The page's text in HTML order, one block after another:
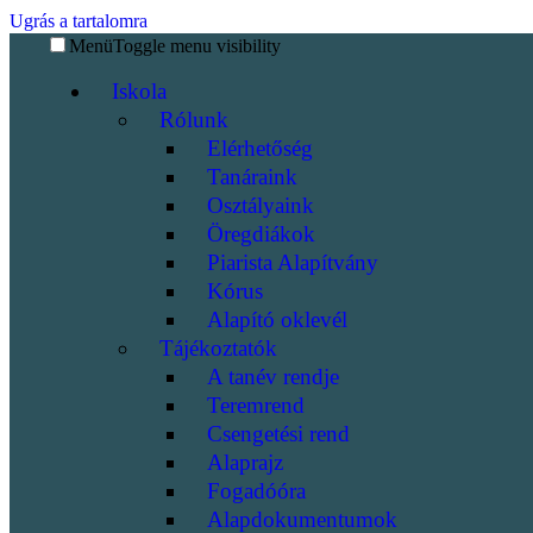
Ugrás a tartalomra
MenüToggle menu visibility
Iskola
Rólunk
Elérhetőség
Tanáraink
Osztályaink
Öregdiákok
Piarista Alapítvány
Kórus
Alapító oklevél
Tájékoztatók
A tanév rendje
Teremrend
Csengetési rend
Alaprajz
Fogadóóra
Alapdokumentumok